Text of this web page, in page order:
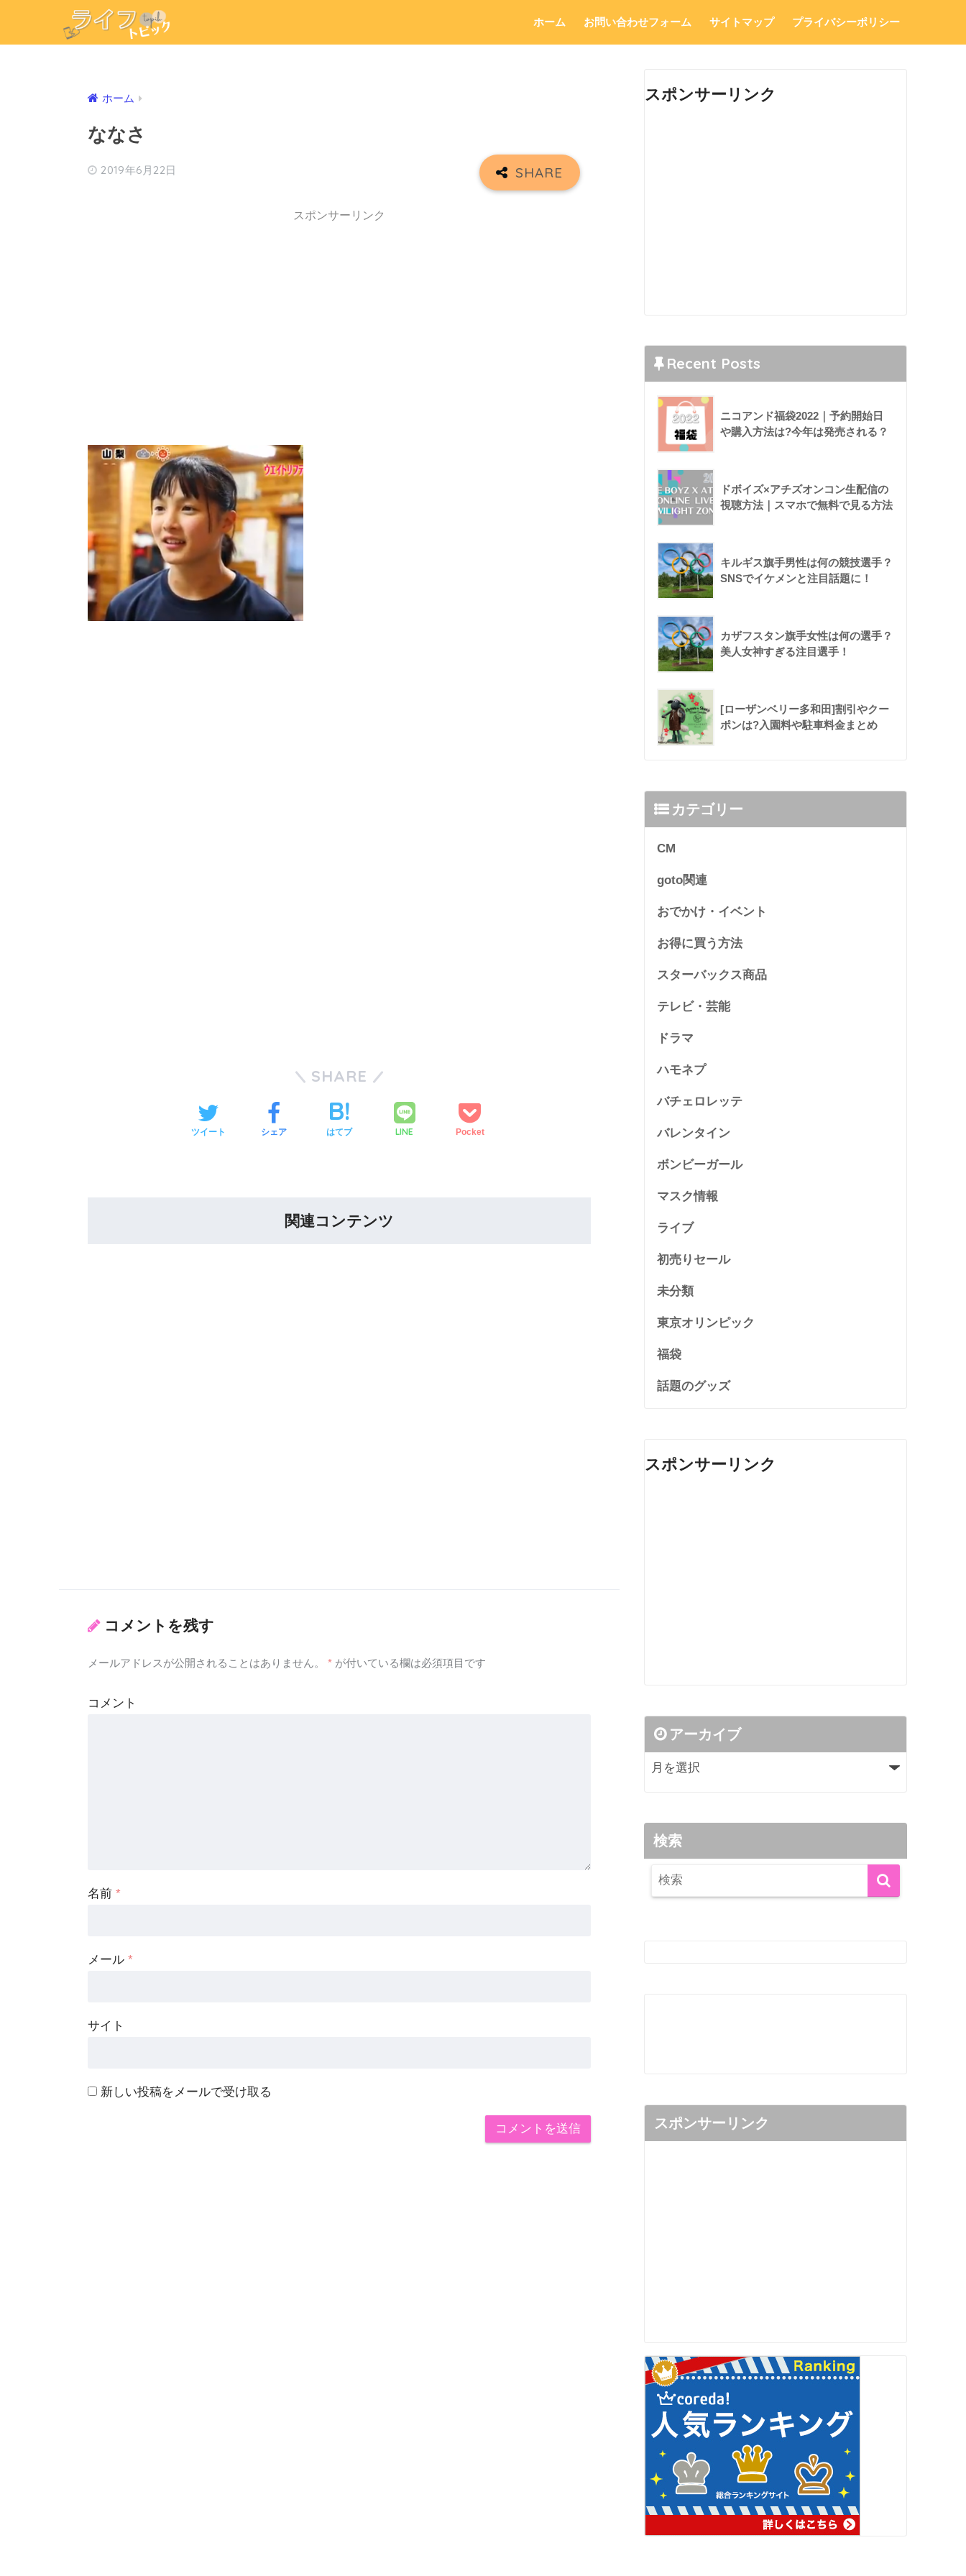
ホーム お問い合わせフォーム サイトマップ プライバシーポリシー
ホーム
ななさ
2019年6月22日
スポンサーリンク
SHARE
ツイート シェア はてブ LINE Pocket
関連コンテンツ
コメントを残す
メールアドレスが公開されることはありません。 * が付いている欄は必須項目です
コメント
名前 *
メール *
サイト
新しい投稿をメールで受け取る
スポンサーリンク
Recent Posts
ニコアンド福袋2022｜予約開始日
や購入方法は?今年は発売される？
ドボイズ×アチズオンコン生配信の
視聴方法｜スマホで無料で見る方法
キルギス旗手男性は何の競技選手？
SNSでイケメンと注目話題に！
カザフスタン旗手女性は何の選手？
美人女神すぎる注目選手！
[ローザンベリー多和田]割引やクー
ポンは?入園料や駐車料金まとめ
カテゴリー
CM
goto関連
おでかけ・イベント
お得に買う方法
スターバックス商品
テレビ・芸能
ドラマ
ハモネプ
バチェロレッテ
バレンタイン
ボンビーガール
マスク情報
ライブ
初売りセール
未分類
東京オリンピック
福袋
話題のグッズ
スポンサーリンク
アーカイブ
検索